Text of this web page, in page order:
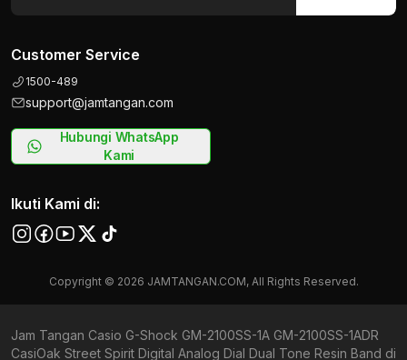
Customer Service
1500-489
support@jamtangan.com
Hubungi WhatsApp
Kami
Ikuti Kami di:
Copyright © 2026 JAMTANGAN.COM, All Rights Reserved.
Jam Tangan Casio G-Shock GM-2100SS-1A GM-2100SS-1ADR
CasiOak Street Spirit Digital Analog Dial Dual Tone Resin Band di